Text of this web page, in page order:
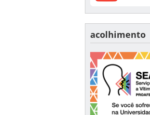
acolhimento